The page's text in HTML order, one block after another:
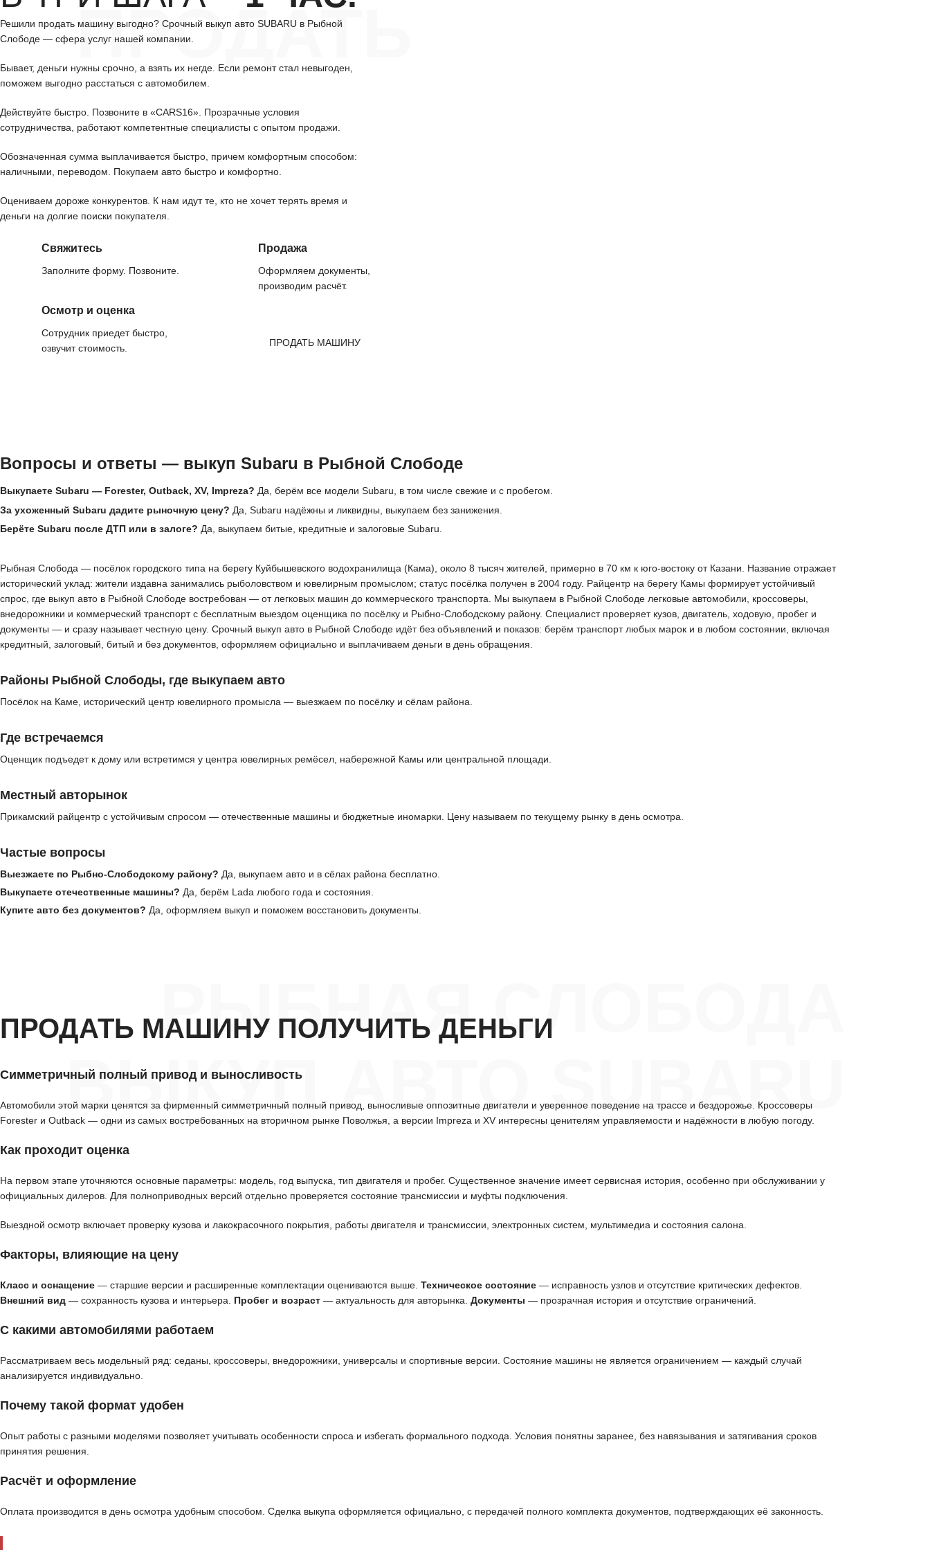
ПРОДАТЬ
Решили продать машину выгодно? Срочный выкуп авто SUBARU в Рыбной
Слободе — сфера услуг нашей компании.
Бывает, деньги нужны срочно, а взять их негде. Если ремонт стал невыгоден,
поможем выгодно расстаться с автомобилем.
Действуйте быстро. Позвоните в «CARS16». Прозрачные условия
сотрудничества, работают компетентные специалисты с опытом продажи.
Обозначенная сумма выплачивается быстро, причем комфортным способом:
наличными, переводом. Покупаем авто быстро и комфортно.
Оцениваем дороже конкурентов. К нам идут те, кто не хочет терять время и
деньги на долгие поиски покупателя.
Свяжитесь
Заполните форму. Позвоните.
Осмотр и оценка
Сотрудник приедет быстро,
озвучит стоимость.
Продажа
Оформляем документы,
производим расчёт.
ПРОДАТЬ МАШИНУ
Вопросы и ответы — выкуп Subaru в Рыбной Слободе
Выкупаете Subaru — Forester, Outback, XV, Impreza? Да, берём все модели Subaru, в том числе свежие и с пробегом.
За ухоженный Subaru дадите рыночную цену? Да, Subaru надёжны и ликвидны, выкупаем без занижения.
Берёте Subaru после ДТП или в залоге? Да, выкупаем битые, кредитные и залоговые Subaru.
Рыбная Слобода — посёлок городского типа на берегу Куйбышевского водохранилища (Кама), около 8 тысяч жителей, примерно в 70 км к юго-востоку от Казани. Название отражает
исторический уклад: жители издавна занимались рыболовством и ювелирным промыслом; статус посёлка получен в 2004 году. Райцентр на берегу Камы формирует устойчивый
спрос, где выкуп авто в Рыбной Слободе востребован — от легковых машин до коммерческого транспорта. Мы выкупаем в Рыбной Слободе легковые автомобили, кроссоверы,
внедорожники и коммерческий транспорт с бесплатным выездом оценщика по посёлку и Рыбно-Слободскому району. Специалист проверяет кузов, двигатель, ходовую, пробег и
документы — и сразу называет честную цену. Срочный выкуп авто в Рыбной Слободе идёт без объявлений и показов: берём транспорт любых марок и в любом состоянии, включая
кредитный, залоговый, битый и без документов, оформляем официально и выплачиваем деньги в день обращения.
Районы Рыбной Слободы, где выкупаем авто
Посёлок на Каме, исторический центр ювелирного промысла — выезжаем по посёлку и сёлам района.
Где встречаемся
Оценщик подъедет к дому или встретимся у центра ювелирных ремёсел, набережной Камы или центральной площади.
Местный авторынок
Прикамский райцентр с устойчивым спросом — отечественные машины и бюджетные иномарки. Цену называем по текущему рынку в день осмотра.
Частые вопросы
Выезжаете по Рыбно-Слободскому району? Да, выкупаем авто и в сёлах района бесплатно.
Выкупаете отечественные машины? Да, берём Lada любого года и состояния.
Купите авто без документов? Да, оформляем выкуп и поможем восстановить документы.
РЫБНАЯ СЛОБОДА
ВЫКУП АВТО SUBARU
ПРОДАТЬ МАШИНУ ПОЛУЧИТЬ ДЕНЬГИ
Симметричный полный привод и выносливость
Автомобили этой марки ценятся за фирменный симметричный полный привод, выносливые оппозитные двигатели и уверенное поведение на трассе и бездорожье. Кроссоверы
Forester и Outback — одни из самых востребованных на вторичном рынке Поволжья, а версии Impreza и XV интересны ценителям управляемости и надёжности в любую погоду.
Как проходит оценка
На первом этапе уточняются основные параметры: модель, год выпуска, тип двигателя и пробег. Существенное значение имеет сервисная история, особенно при обслуживании у
официальных дилеров. Для полноприводных версий отдельно проверяется состояние трансмиссии и муфты подключения.
Выездной осмотр включает проверку кузова и лакокрасочного покрытия, работы двигателя и трансмиссии, электронных систем, мультимедиа и состояния салона.
Факторы, влияющие на цену
Класс и оснащение — старшие версии и расширенные комплектации оцениваются выше. Техническое состояние — исправность узлов и отсутствие критических дефектов.
Внешний вид — сохранность кузова и интерьера. Пробег и возраст — актуальность для авторынка. Документы — прозрачная история и отсутствие ограничений.
С какими автомобилями работаем
Рассматриваем весь модельный ряд: седаны, кроссоверы, внедорожники, универсалы и спортивные версии. Состояние машины не является ограничением — каждый случай
анализируется индивидуально.
Почему такой формат удобен
Опыт работы с разными моделями позволяет учитывать особенности спроса и избегать формального подхода. Условия понятны заранее, без навязывания и затягивания сроков
принятия решения.
Расчёт и оформление
Оплата производится в день осмотра удобным способом. Сделка выкупа оформляется официально, с передачей полного комплекта документов, подтверждающих её законность.